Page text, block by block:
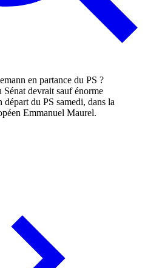
devrait sauf énorme
départ du PS samedi, dans la
Emmanuel Maurel.